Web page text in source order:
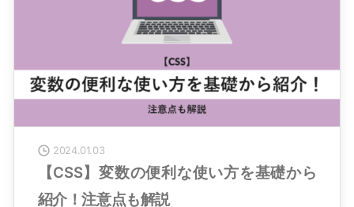
2024.01.03
【CSS】変数の便利な使い方を基礎から
紹介！注意点も解説